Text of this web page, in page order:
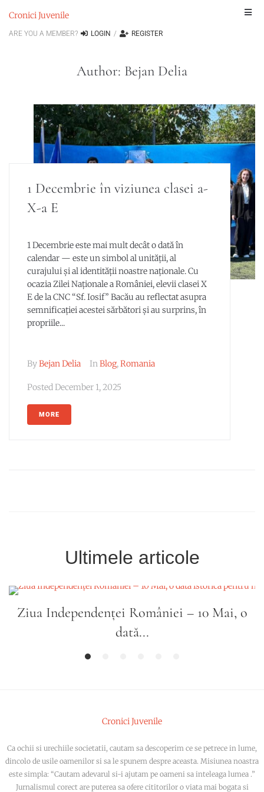
Cronici Juvenile
ARE YOU A MEMBER? LOGIN / REGISTER
Author: Bejan Delia
1 Decembrie în viziunea clasei a-
X-a E
1 Decembrie este mai mult decât o dată în
calendar — este un simbol al unității, al
curajului și al identității noastre naționale. Cu
ocazia Zilei Naționale a României, elevii clasei X
E de la CNC “Sf. Iosif” Bacău au reflectat asupra
semnificației acestei sărbători și au surprins, în
propriile...
ByBejan Delia InBlog,Romania
PostedDecember 1, 2025
MORE
Ultimele articole
Ziua Independenței României – 10 Mai, o
dată...
Cronici Juvenile
Ca ochii si urechiile societatii, cautam sa descoperim ce se petrece in lume,
dincolo de usile oamenilor si sa le spunem despre aceasta. Misiunea noastra
este simpla: “Cautam adevarul si-i ajutam pe oameni sa inteleaga lumea .”
Jurnalismul corect are puterea sa ofere cititorilor o viata mai bogata si